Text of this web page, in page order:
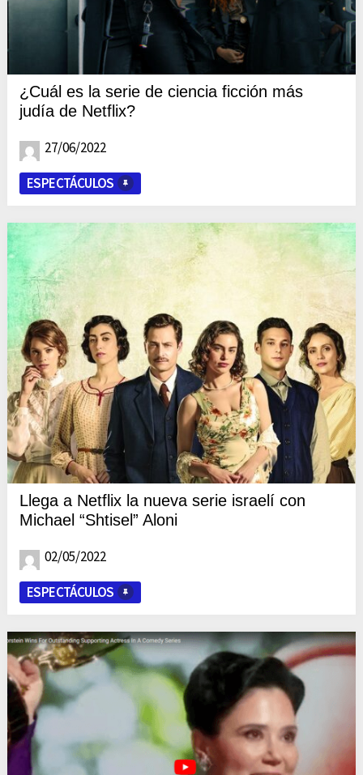
¿Cuál es la serie de ciencia ficción más
judía de Netflix?
27/06/2022
ESPECTÁCULOS
Llega a Netflix la nueva serie israelí con
Michael “Shtisel” Aloni
02/05/2022
ESPECTÁCULOS